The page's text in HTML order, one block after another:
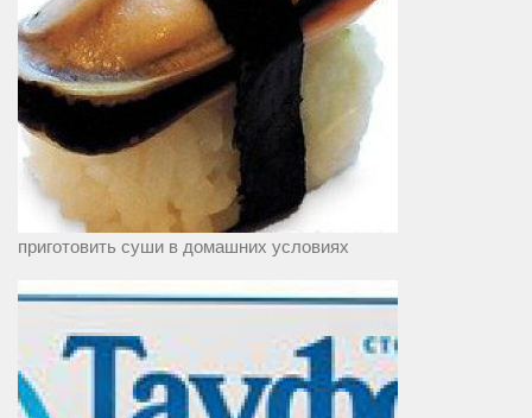
приготовить суши в домашних условиях